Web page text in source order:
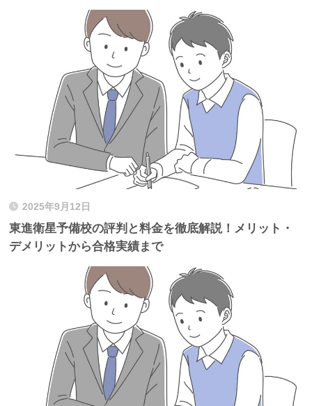
2025年9月12日
東進衛星予備校の評判と料金を徹底解説！メリット・
デメリットから合格実績まで